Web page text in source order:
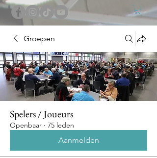
Groepen
Spelers / Joueurs
Openbaar · 75 leden
Aanmelden